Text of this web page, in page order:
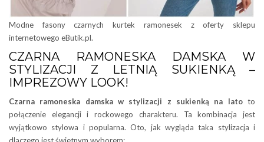
Modne fasony czarnych kurtek ramonesek z oferty sklepu
internetowego eButik.pl.
CZARNA RAMONESKA DAMSKA W
STYLIZACJI Z LETNIĄ SUKIENKĄ –
IMPREZOWY LOOK!
Czarna ramoneska damska w stylizacji z sukienką na latoto
połączenie elegancji i rockowego charakteru. Ta kombinacja jest
wyjątkowo stylowa i popularna. Oto, jak wygląda taka stylizacja i